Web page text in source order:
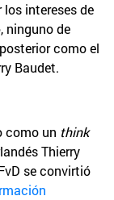
los intereses de
ninguno de
como el
Baudet.
como un think
Thierry
se convirtió